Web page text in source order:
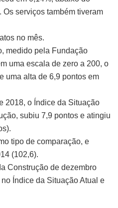
Os serviços também tiveram
no mês.
medido pela Fundação
uma escala de zero a 200, o
uma alta de 6,9 pontos em
2018, o Índice da Situação
subiu 7,9 pontos e atingiu
tipo de comparação, e
(102,6).
Construção de dezembro
Índice da Situação Atual e